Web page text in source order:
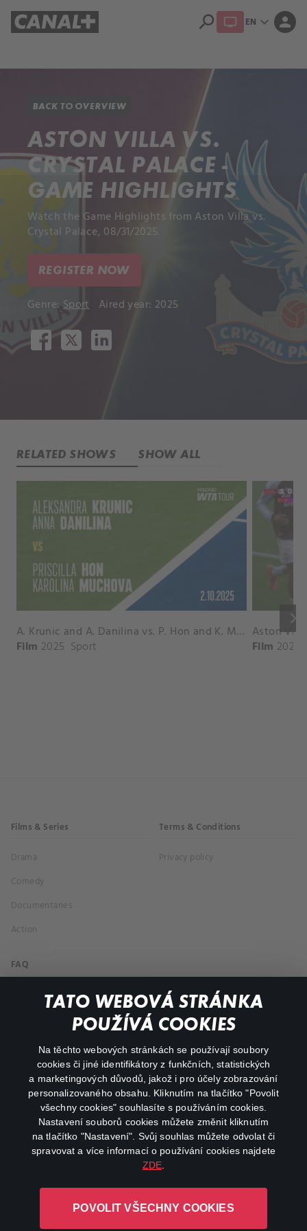
TATO WEBOVÁ STRÁNKA
POUŽÍVÁ COOKIES
Na těchto webových stránkách se používají soubory
cookies či jiné identifikátory z funkčních, statistických
a marketingových důvodů, jakož i pro účely zobrazování
personalizovaného obsahu. Kliknutím na tlačítko "Povolit
všechny cookies" souhlasíte s používáním cookies.
Nastavení souborů cookies můžete změnit kliknutím
na tlačítko "Nastavení". Svůj souhlas můžete odvolat či
spravovat a více informací o používání cookies najdete
ZDE
POVOLIT VŠECHNY COOKIES
search EN expand_more person
BACK TO OVERVIEW
ASTON VILLA VS.
CRYSTAL PALACE -
GAME HIGHLIGHTS
Watch the Game Highlights from Aston Villa vs.
Crystal Palace, 08/31/2025.
REGISTER NOW
Genre: Sport Aired year: 2025
RELATED SHOWS SHOW ALL
keyboard_arrow_right
A. Krunic and A. Danilina vs. P. Hon and K. Muchova Match Highlights - BEIJING_Capital Group Diamond ( October 02, 2025)
Film 2025 Sport Film 2026
Films & Series
Drama
Comedy
Documentaries
Action
Terms & Conditions
Privacy policy
FAQ
My profile
facebookinstagram
youtube
L-1246 Luxembourg R.C.S.